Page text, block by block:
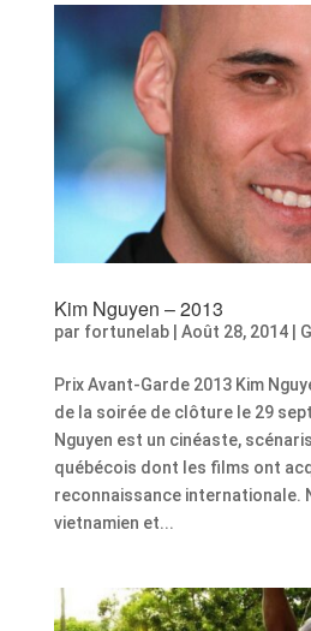
Kim Nguyen – 2013
par fortunelab| Août 28, 2014|
Prix Avant-Garde 2013 Kim
de la soirée de clôture le 29
Nguyen est un cinéaste,
québécois dont les films ont
reconnaissance internationale.
vietnamien et...